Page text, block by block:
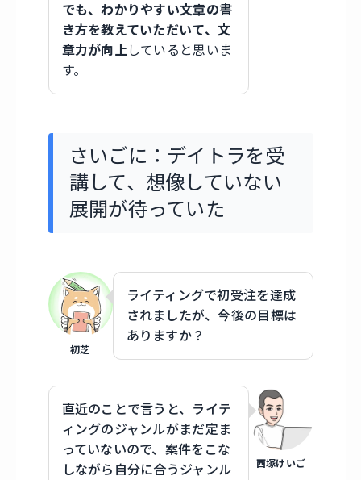
でも、わかりやすい文章の書
き方を教えていただいて、文
章力が向上 していると思いま
す。
さいごに：デイトラを受
講して、想像していない
展開が待っていた
初芝
ライティングで初受注を達成
されましたが、今後の目標は
ありますか？
西塚けいご
直近のことで言うと、ライテ
ィングのジャンルがまだ定ま
っていないので、案件をこな
しながら自分に合うジャンル